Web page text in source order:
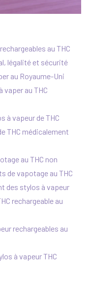
au THC
légalité et sécurité
au Royaume-Uni
vaper au THC
à vapeur de THC
THC médicalement
au THC non
de vapotage au THC
des stylos à vapeur
rechargeable au
rechargeables au
à vapeur THC